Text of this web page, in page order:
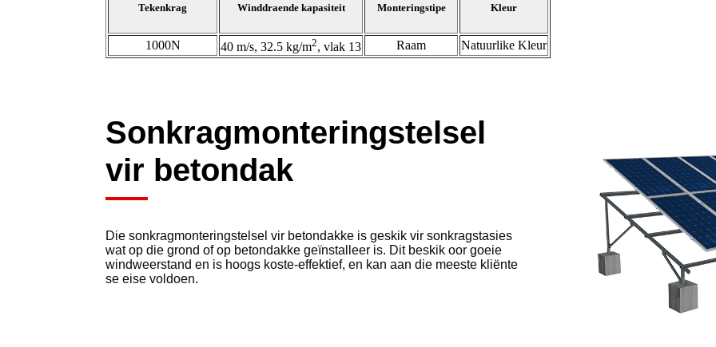
Tekenkrag Winddraende kapasiteit Monteringstipe Kleur
1000N 40 m/s, 32.5 kg/m2, vlak 13 Raam Natuurlike Kleur
Sonkragmonteringstelsel
vir betondak
Die sonkragmonteringstelsel vir betondakke is geskik vir sonkragstasies
wat op die grond of op betondakke geïnstalleer is. Dit beskik oor goeie
windweerstand en is hoogs koste-effektief, en kan aan die meeste kliënte
se eise voldoen.